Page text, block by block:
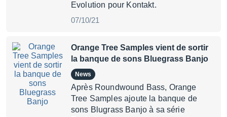
Evolution pour Kontakt.
07/10/21
Orange Tree Samples vient de sortir
la banque de sons Bluegrass Banjo
News
Après Roundwound Bass, Orange
Tree Samples ajoute la banque de
sons Blugrass Banjo à sa série